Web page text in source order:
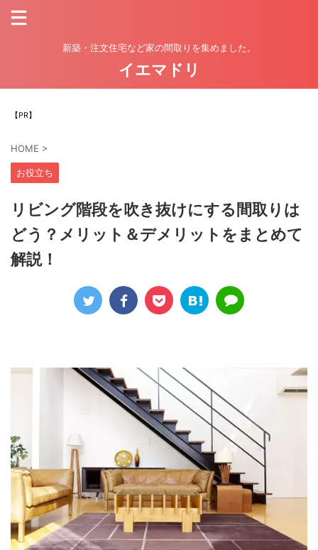
新築・注文住宅など家の間取りを集めました。
イエマドリ
【PR】
HOME >
お役立ち
リビング階段を吹き抜けにする間取りは
どう？メリット＆デメリットをまとめて
解説！